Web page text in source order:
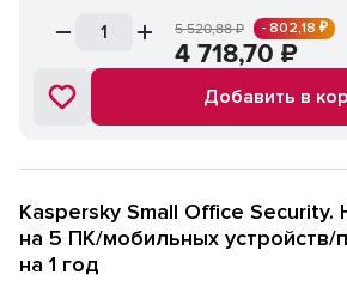
5 520,88₽ - 802,18 ₽
4 718,70 ₽
Добавить в
Kaspersky Small Office Security.
на 5 ПК/мобильных устройств/
на 1 год